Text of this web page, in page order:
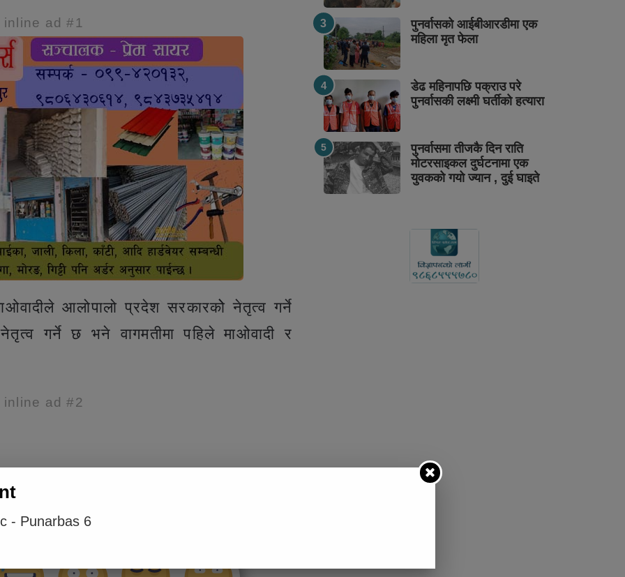
ad #1
आलोपालो प्रदेश सरकारकोे नेतृत्व गर्ने
गर्ने छ भने वागमतीमा पहिले माओवादी र
inline ad #2
कस्तो महसुस भयो ?
पुनर्वासको आईबीआरडीमा एक
महिला मृत फेला
डेढ महिनापछि पक्राउ परे
पुनर्वासकी लक्ष्मी घर्तीको हत्यारा
पुनर्वासमा तीजकै दिन राति
मोटरसाइकल दुर्घटनामा एक
युवकको गयो ज्यान , दुई घाइते
- Punarbas 6